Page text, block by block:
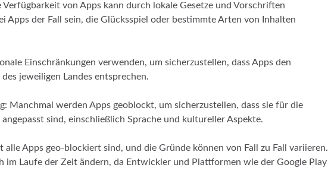
Verfügbarkeit von Apps kann durch lokale Gesetze und Vorschriften
Apps der Fall sein, die Glücksspiel oder bestimmte Arten von Inhalten
Einschränkungen verwenden, um sicherzustellen, dass Apps den
jeweiligen Landes entsprechen.
Manchmal werden Apps geoblockt, um sicherzustellen, dass sie für die
sind, einschließlich Sprache und kultureller Aspekte.
alle Apps geo-blockiert sind, und die Gründe können von Fall zu Fall variieren.
im Laufe der Zeit ändern, da Entwickler und Plattformen wie der Google Play